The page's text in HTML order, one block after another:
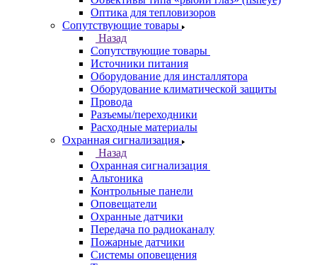
Оптика для тепловизоров
Сопутствующие товары
Назад
Сопутствующие товары
Источники питания
Оборудование для инсталлятора
Оборудование климатической защиты
Провода
Разъемы/переходники
Расходные материалы
Охранная сигнализация
Назад
Охранная сигнализация
Альтоника
Контрольные панели
Оповещатели
Охранные датчики
Передача по радиоканалу
Пожарные датчики
Системы оповещения